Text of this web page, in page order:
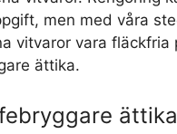
men med våra
vitvaror vara fläckfria
ättika.